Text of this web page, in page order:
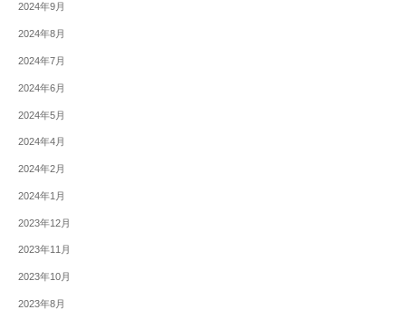
2024年9月
2024年8月
2024年7月
2024年6月
2024年5月
2024年4月
2024年2月
2024年1月
2023年12月
2023年11月
2023年10月
2023年8月